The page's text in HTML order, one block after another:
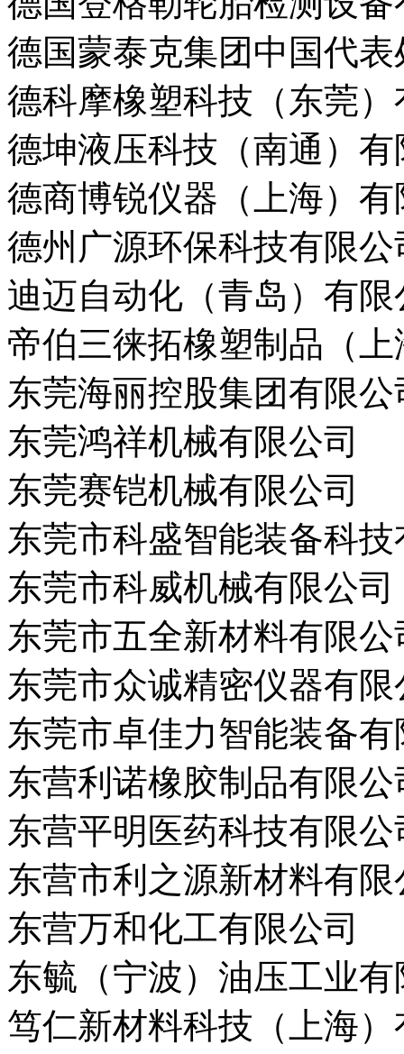
德国蒙泰克集团中国代表
德科摩橡塑科技（东莞
德坤液压科技（南通）有
德商博锐仪器（上海）有
德州广源环保科技有限公
迪迈自动化（青岛）有限
帝伯三徕拓橡塑制品（
东莞海丽控股集团有限公
东莞鸿祥机械有限公司
东莞赛铠机械有限公司
东莞市科盛智能装备科
东莞市科威机械有限公司
东莞市五全新材料有限公
东莞市众诚精密仪器有限
东莞市卓佳力智能装备有
东营利诺橡胶制品有限公
东营平明医药科技有限公
东营市利之源新材料有限
东营万和化工有限公司
东毓（宁波）油压工业有
笃仁新材料科技（上海